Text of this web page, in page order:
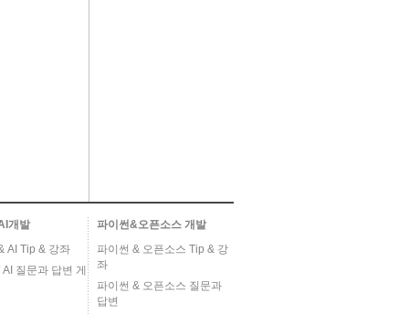
개발
AI Tip & 강좌
질문과 답변 게
파이썬&오픈소스 개발
파이썬 & 오픈소스 Tip & 강
좌
파이썬 & 오픈소스 질문과
답변